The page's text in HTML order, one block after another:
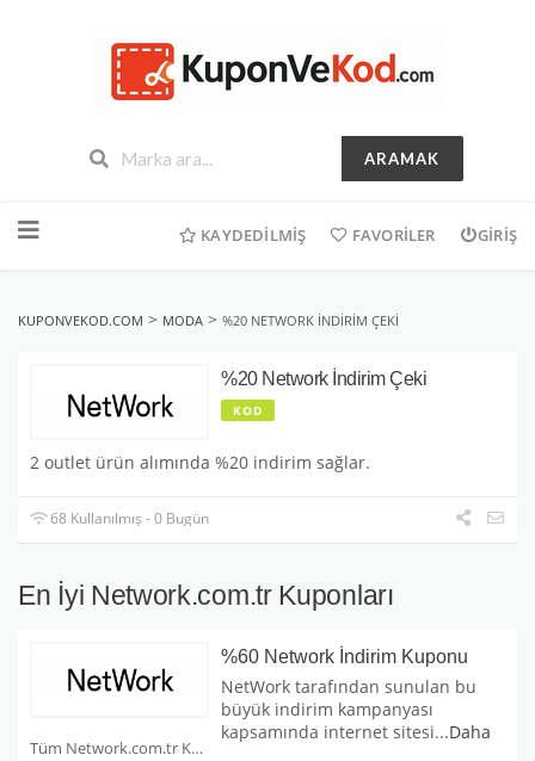
ARAMAK
geç
KAYDEDILMIŞ FAVORILER GIRIŞ
KUPONVEKOD.COM > MODA > %20 NETWORK İNDIRIM ÇEKI
%20 Network İndirim Çeki
KOD
2 outlet ürün alımında %20 indirim sağlar.
68 Kullanılmış - 0 Bugün
En İyi Network.com.tr Kuponları
Tüm Network.com.tr Kuponları
%60 Network İndirim Kuponu
NetWork tarafından sunulan bu
büyük indirim kampanyası
kapsamında internet sitesi...Daha